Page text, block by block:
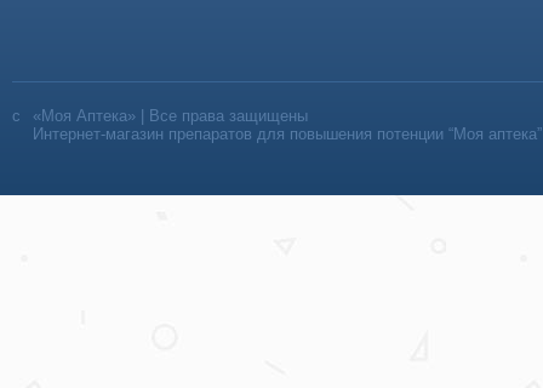
«Моя Аптека» | Все права защищены
Интернет-магазин препаратов для повышения потенции “Моя